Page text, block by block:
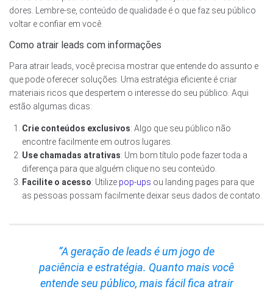
dores. Lembre-se, conteúdo de qualidade é o que faz seu público
voltar e confiar em você.
Como atrair leads com informações
Para atrair leads, você precisa mostrar que entende do assunto e
que pode oferecer soluções. Uma estratégia eficiente é criar
materiais ricos que despertem o interesse do seu público. Aqui
estão algumas dicas:
Crie conteúdos exclusivos: Algo que seu público não
encontre facilmente em outros lugares.
Use chamadas atrativas: Um bom título pode fazer toda a
diferença para que alguém clique no seu conteúdo.
Facilite o acesso: Utilize pop-ups ou landing pages para que
as pessoas possam facilmente deixar seus dados de contato.
“A geração de leads é um jogo de
paciência e estratégia. Quanto mais você
entende seu público, mais fácil fica atrair